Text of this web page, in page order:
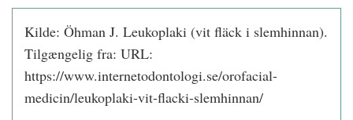
Kilde: Öhman J. Leukoplaki (vit fläck i slemhinnan).
Tilgængelig fra: URL:
https://www.internetodontologi.se/orofacial-
medicin/leukoplaki-vit-flacki-slemhinnan/